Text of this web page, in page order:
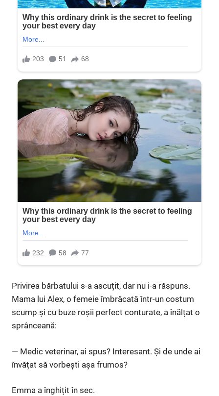
Privirea bărbatului s-a ascuțit, dar nu i-a răspuns.
Mama lui Alex, o femeie îmbrăcată într-un costum
scump și cu buze roșii perfect conturate, a înălțat o
sprânceană:
— Medic veterinar, ai spus? Interesant. Și de unde ai
învățat să vorbești așa frumos?
Emma a înghițit în sec.